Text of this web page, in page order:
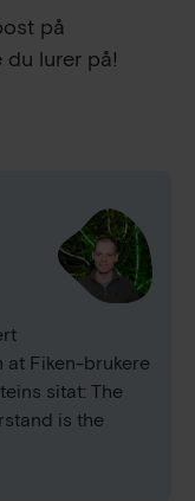
på
du lurer på!
at Fiken-brukere
sitat: The
is the